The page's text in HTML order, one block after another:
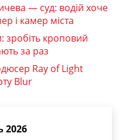
— суд: водій хоче
і камер міста
зробіть кроповий
за раз
Ray of Light
Blur
2026